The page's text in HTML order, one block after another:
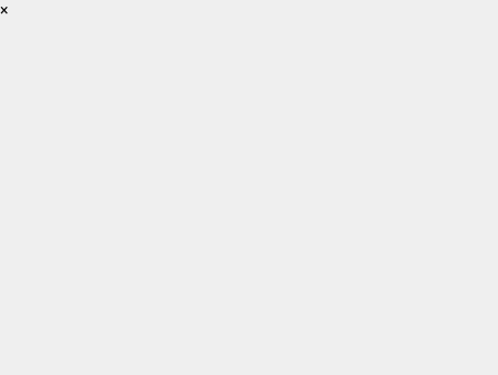
×